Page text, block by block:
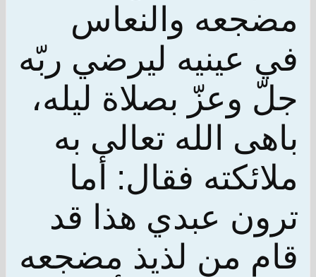
مضجعه والنعاس
في عينيه ليرضي ربّه
جلّ وعزّ بصلاة ليله،
باهى الله تعالى به
ملائكته فقال: أما
ترون عبدي هذا قد
قام من لذيذ مضجعه